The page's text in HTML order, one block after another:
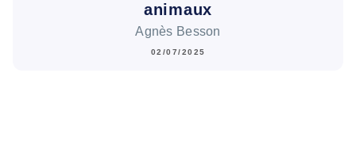
animaux
Agnès Besson
02/07/2025